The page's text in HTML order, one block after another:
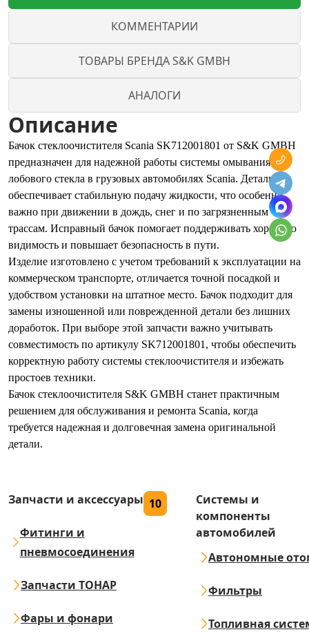
КОММЕНТАРИИ
ТОВАРЫ БРЕНДА S&K GMBH
АНАЛОГИ
Описание
Бачок стеклоочистителя Scania SK712001801 от S&K GMBH
предназначен для надежной работы системы омывания
лобового стекла в грузовых автомобилях Scania. Деталь
обеспечивает стабильную подачу жидкости, что особенно
важно при движении в дождь, снег и по загрязненным
трассам. Исправный бачок помогает поддерживать хорошую
видимость и повышает безопасность в пути.
Изделие изготовлено с учетом требований к эксплуатации на
коммерческом транспорте, отличается точной посадкой и
удобством установки на штатное место. Бачок подходит для
замены изношенной или поврежденной детали без лишних
доработок. При выборе этой запчасти важно учитывать
совместимость по артикулу SK712001801, чтобы обеспечить
корректную работу системы стеклоочистителя и избежать
простоев техники.
Бачок стеклоочистителя S&K GMBH станет практичным
решением для обслуживания и ремонта Scania, когда
требуется надежная и долговечная замена оригинальной
детали.
Запчасти и аксессуары 10
Фитинги и
пневмосоединения
Запчасти ТОНАР
Фары и фонари
Системы и
компоненты
автомобилей
Автономные
Фильтры
Топливная